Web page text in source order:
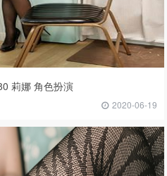
莉娜 角色扮演
2020-06-19